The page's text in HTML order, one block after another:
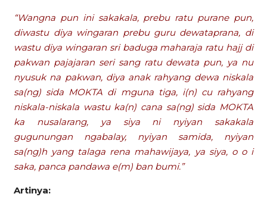
“Wangna pun ini sakakala, prebu ratu purane pun,
diwastu diya wingaran prebu guru dewataprana, di
wastu diya wingaran sri baduga maharaja ratu hajj di
pakwan pajajaran seri sang ratu dewata pun, ya nu
nyusuk na pakwan, diya anak rahyang dewa niskala
sa(ng) sida MOKTA di mguna tiga, i(n) cu rahyang
niskala-niskala wastu ka(n) cana sa(ng) sida MOKTA
ka nusalarang, ya siya ni nyiyan sakakala
gugunungan ngabalay, nyiyan samida, nyiyan
sa(ng)h yang talaga rena mahawijaya, ya siya, o o i
saka, panca pandawa e(m) ban bumi.”
Artinya: